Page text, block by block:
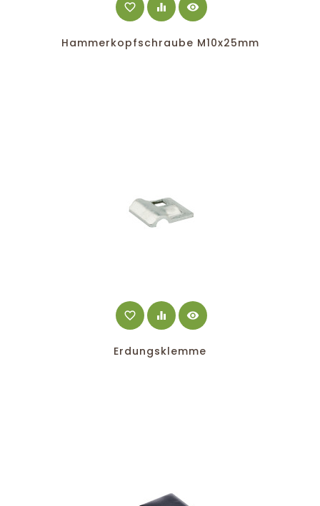
favorite_border equalizer visibility
Hammerkopfschraube M10x25mm
favorite_border equalizer visibility
Erdungsklemme